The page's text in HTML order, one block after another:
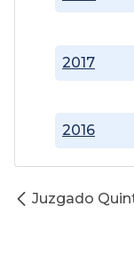
2016
2017
Juzgado
Abril